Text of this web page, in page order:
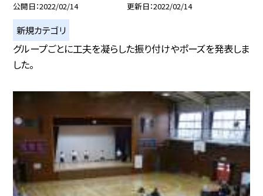
公開日 2022/02/14 更新日 2022/02/14
新規カテゴリ
グループごとに工夫を凝らした振り付けやポーズを発表しま
した。